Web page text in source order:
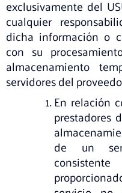
exclusivamente del
cualquier
dicha información o
con su
almacenamiento
servidores del
En relación
prestadores
de un